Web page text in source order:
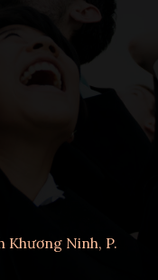
Khương Ninh, P.